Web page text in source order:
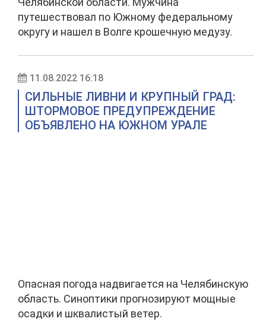
путешествовал по Южному федеральному
округу и нашел в Волге крошечную медузу.
11.08.2022 16:18
СИЛЬНЫЕ ЛИВНИ И КРУПНЫЙ ГРАД:
ШТОРМОВОЕ ПРЕДУПРЕЖДЕНИЕ
ОБЪЯВЛЕНО НА ЮЖНОМ УРАЛЕ
Опасная погода надвигается на Челябинскую
область. Синоптики прогнозируют мощные
осадки и шквалистый ветер.